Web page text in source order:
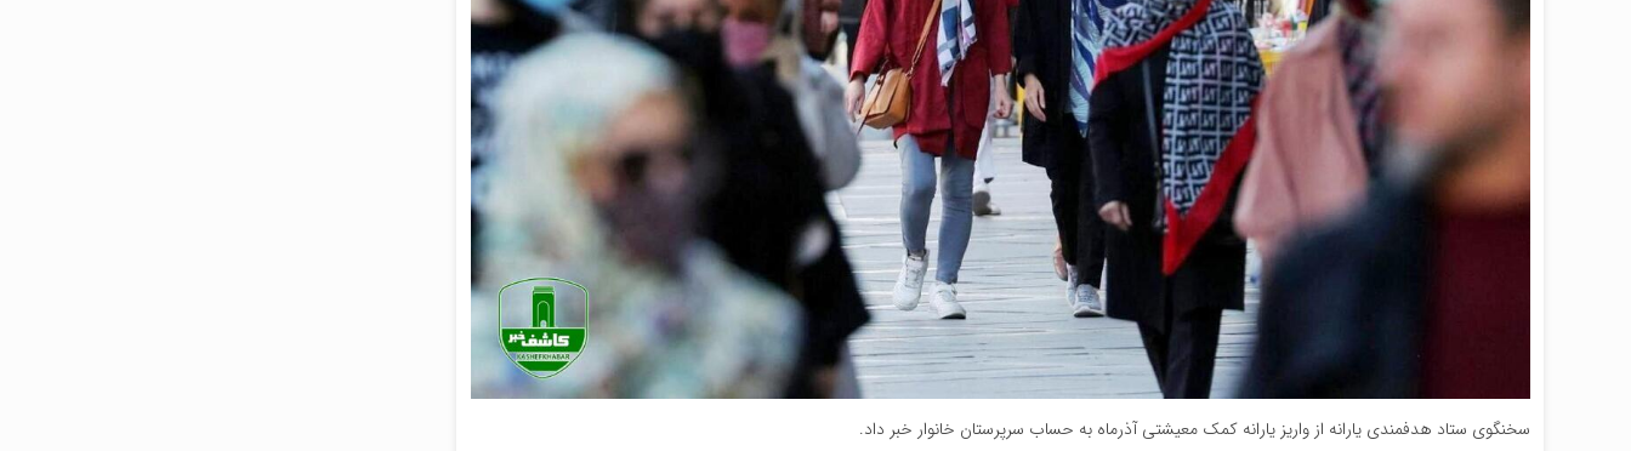
سخنگوی ستاد هدفمندی یارانه از واریز یارانه کمک معیشتی آذرماه به حساب سرپرستان خانوار خبر داد.